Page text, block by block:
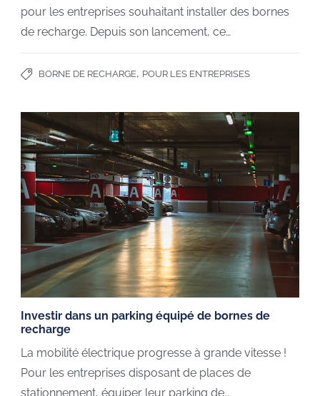
pour les entreprises souhaitant installer des bornes
de recharge. Depuis son lancement, ce…
BORNE DE RECHARGE, POUR LES ENTREPRISES
Investir dans un parking équipé de bornes de
recharge
La mobilité électrique progresse à grande vitesse !
Pour les entreprises disposant de places de
stationnement, équiper leur parking de…